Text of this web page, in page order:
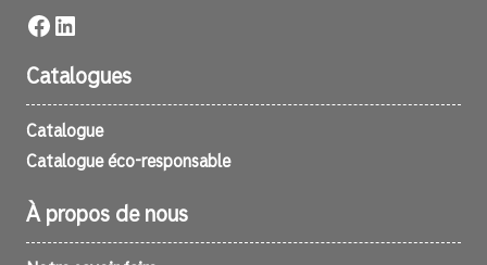
Facebook
LinkedIn
Catalogues
Catalogue
Catalogue éco-responsable
À propos de nous